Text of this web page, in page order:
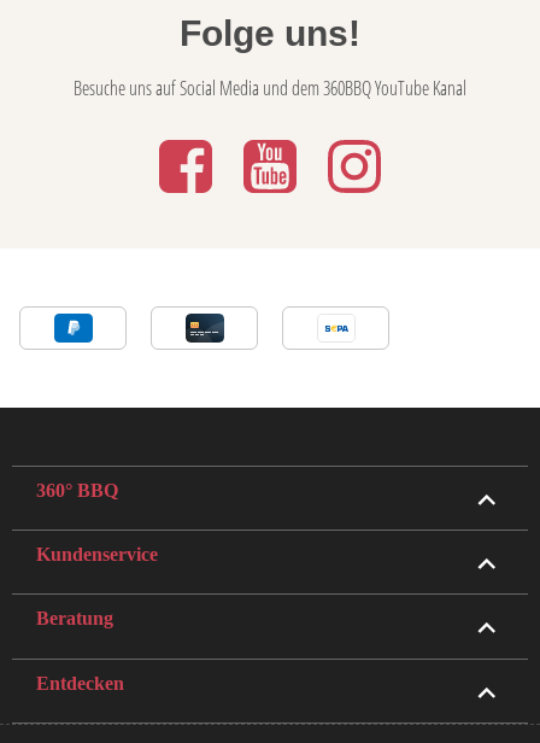
Folge uns!
Besuche uns auf Social Media und dem 360BBQ YouTube Kanal
360° BBQ
Kundenservice
Beratung
Entdecken